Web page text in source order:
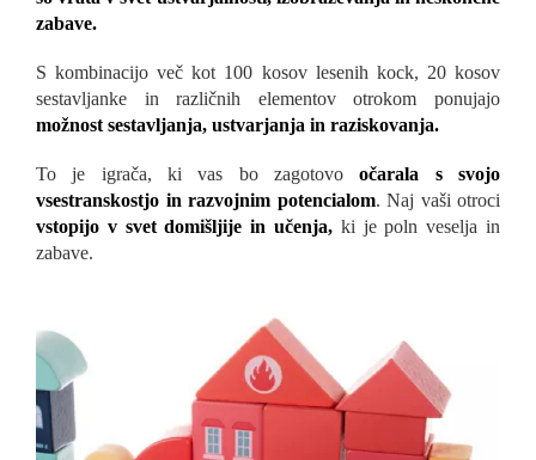
zabave.
S kombinacijo več kot 100 kosov lesenih kock, 20 kosov
sestavljanke in različnih elementov otrokom ponujajo
možnost sestavljanja, ustvarjanja in raziskovanja.
To je igrača, ki vas bo zagotovoočarala s svojo
vsestranskostjo in razvojnim potencialom. Naj vaši otroci
vstopijo v svet domišljije in učenja, ki je poln veselja in
zabave.